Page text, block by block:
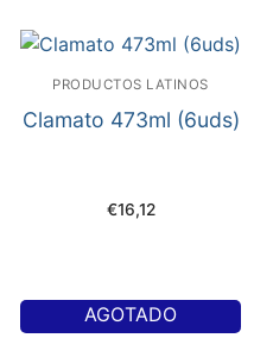
PRODUCTOS LATINOS
Clamato 473ml (6uds)
€16,12
AGOTADO